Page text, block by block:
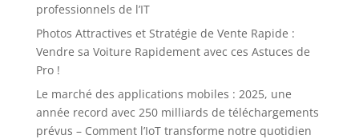
professionnels de l’IT
Photos Attractives et Stratégie de Vente Rapide :
Vendre sa Voiture Rapidement avec ces Astuces de
Pro !
Le marché des applications mobiles : 2025, une
année record avec 250 milliards de téléchargements
prévus – Comment l’IoT transforme notre quotidien